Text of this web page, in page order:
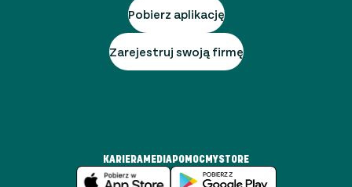
Pobierz aplikację
Zarejestruj swoją firmę
KARIERA MEDIA POMOC MYSTORE